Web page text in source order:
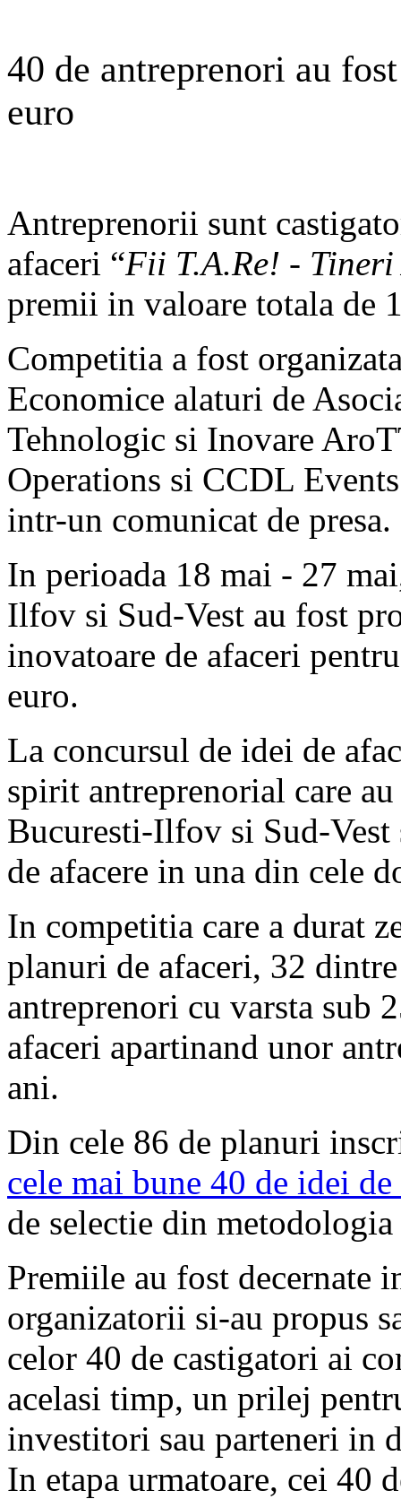
40 de antreprenori au
euro
Antreprenorii sunt
afaceri “Fii T.A.Re! -
premii in valoare totala de
Competitia a fost
Economice alaturi de
Tehnologic si Inovare
Operations si CCDL
intr-un comunicat de presa.
In perioada 18 mai - 27
Ilfov si Sud-Vest au fost
inovatoare de afaceri
euro.
La concursul de idei de
spirit antreprenorial care
Bucuresti-Ilfov si Sud-Vest
de afacere in una din cele
In competitia care a durat
planuri de afaceri, 32
antreprenori cu varsta sub
afaceri apartinand unor
ani.
Din cele 86 de planuri
cele mai bune 40 de idei de
de selectie din metodologia
Premiile au fost decernate
organizatorii si-au propus
celor 40 de castigatori ai
acelasi timp, un prilej
investitori sau parteneri in
In etapa urmatoare, cei 40